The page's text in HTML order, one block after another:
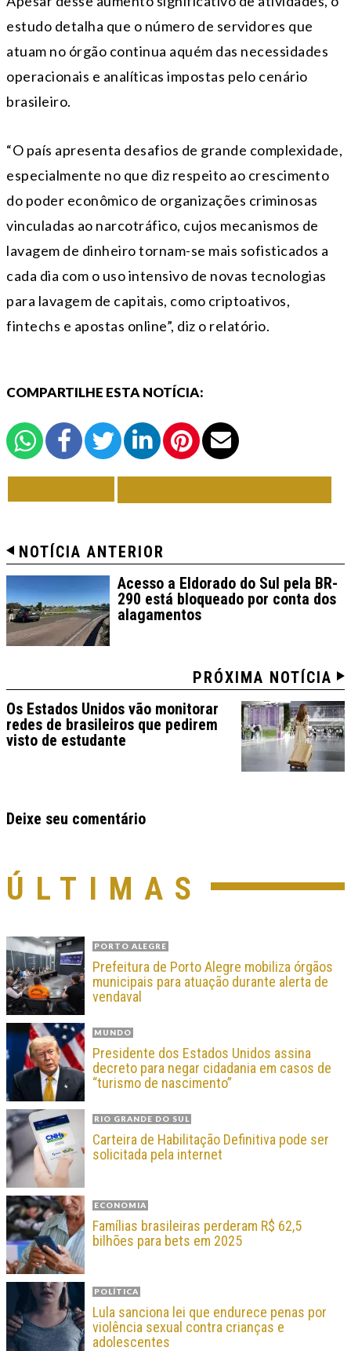
estudo detalha que o número de servidores que
atuam no órgão continua aquém das necessidades
operacionais e analíticas impostas pelo cenário
brasileiro.
“O país apresenta desafios de grande complexidade,
especialmente no que diz respeito ao crescimento
do poder econômico de organizações criminosas
vinculadas ao narcotráfico, cujos mecanismos de
lavagem de dinheiro tornam-se mais sofisticados a
cada dia com o uso intensivo de novas tecnologias
para lavagem de capitais, como criptoativos,
fintechs e apostas online”, diz o relatório.
COMPARTILHE ESTA NOTÍCIA:
NOTÍCIA ANTERIOR
Acesso a Eldorado do Sul pela BR-
290 está bloqueado por conta dos
alagamentos
PRÓXIMA NOTÍCIA
Os Estados Unidos vão monitorar
redes de brasileiros que pedirem
visto de estudante
Deixe seu comentário
ÚLTIMAS
PORTO ALEGRE
Prefeitura de Porto Alegre mobiliza órgãos
municipais para atuação durante alerta de
vendaval
MUNDO
Presidente dos Estados Unidos assina
decreto para negar cidadania em casos de
“turismo de nascimento”
RIO GRANDE DO SUL
Carteira de Habilitação Definitiva pode ser
solicitada pela internet
ECONOMIA
Famílias brasileiras perderam R$ 62,5
bilhões para bets em 2025
POLÍTICA
Lula sanciona lei que endurece penas por
violência sexual contra crianças e
adolescentes